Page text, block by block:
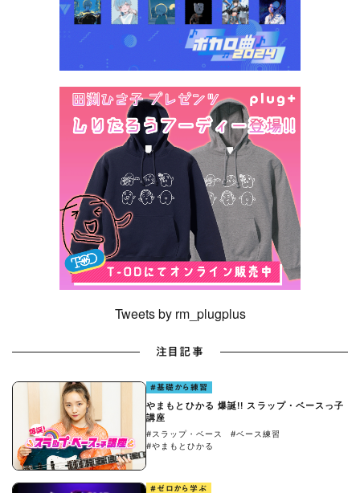
Tweets by rm_plugplus
注目記事
#基礎から練習
やまもとひかる 爆誕!! スラップ・ベースっ子
講座
#スラップ・ベース
#ベース練習
#やまもとひかる
#ゼロから学ぶ